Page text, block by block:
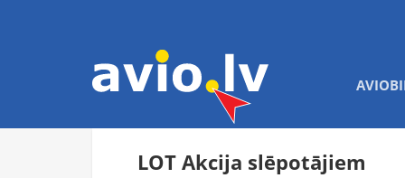
LOT Akcija slēpotājiem